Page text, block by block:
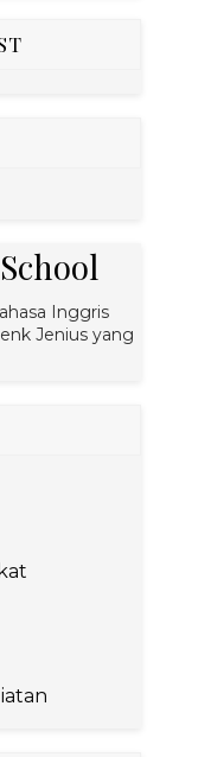
Inggris
Jenius yang